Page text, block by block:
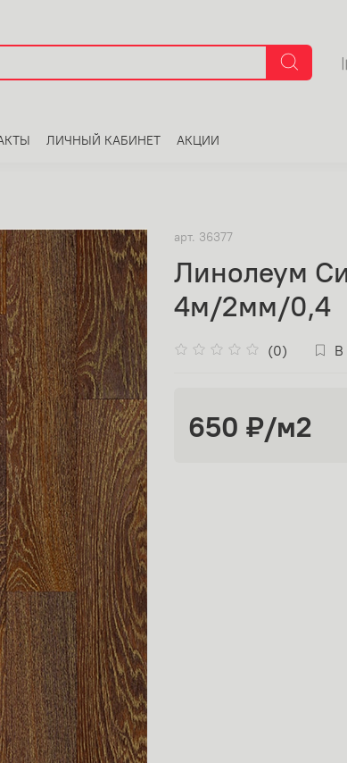
ЛИЧНЫЙ КАБИНЕТ АКЦИИ
арт. 36377
Линолеум
4м/2мм/0,4
(0) В
650 ₽/м2